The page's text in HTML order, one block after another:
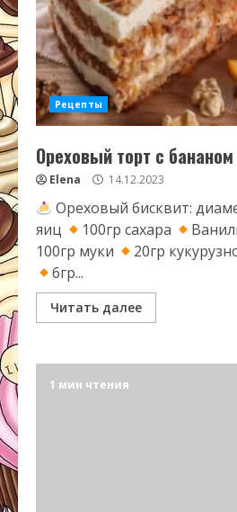
Рецепты
Ореховый торт с бананом
Elena 14.12.2023
Ореховый бисквит:
яиц
100гр сахара
100гр муки
20гр
6гр...
Читать далее
1 мин чтения